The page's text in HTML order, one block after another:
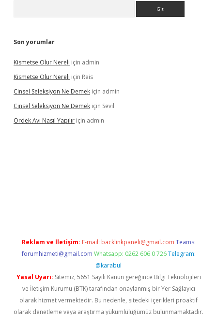
Son yorumlar
Kismetse Olur Nereli için admin
Kismetse Olur Nereli için Reis
Cinsel Seleksiyon Ne Demek için admin
Cinsel Seleksiyon Ne Demek için Sevil
Ördek Avı Nasıl Yapılır için admin
Reklam ve İletişim: E-mail: backlinkpaneli@gmail.com Teams:
forumhizmeti@gmail.com Whatsapp: 0262 606 0 726 Telegram:
@karabul
Yasal Uyarı: Sitemiz, 5651 Sayılı Kanun gereğince Bilgi Teknolojileri
ve İletişim Kurumu (BTK) tarafından onaylanmış bir Yer Sağlayıcı
olarak hizmet vermektedir. Bu nedenle, sitedeki içerikleri proaktif
olarak denetleme veya araştırma yükümlülüğümüz bulunmamaktadır.